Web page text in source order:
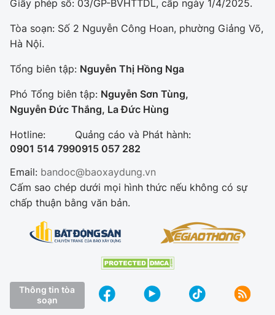
Giấy phép số: 03/GP-BVHTTDL, cấp ngày 1/4/2025.
Tòa soạn: Số 2 Nguyễn Công Hoan, phường Giảng Võ,
Hà Nội.
Tổng biên tập: Nguyễn Thị Hồng Nga
Phó Tổng biên tập: Nguyễn Sơn Tùng,
Nguyễn Đức Thắng, La Đức Hùng
Hotline:
0901 514 799
Quảng cáo và Phát hành:
0915 057 282
Email: bandoc@baoxaydung.vn
Cấm sao chép dưới mọi hình thức nếu không có sự
chấp thuận bằng văn bản.
Thông tin tòa
soạn